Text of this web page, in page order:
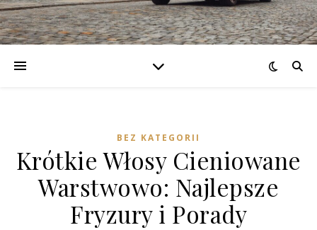
BEZ KATEGORII
Krótkie Włosy Cieniowane
Warstwowo: Najlepsze
Fryzury i Porady